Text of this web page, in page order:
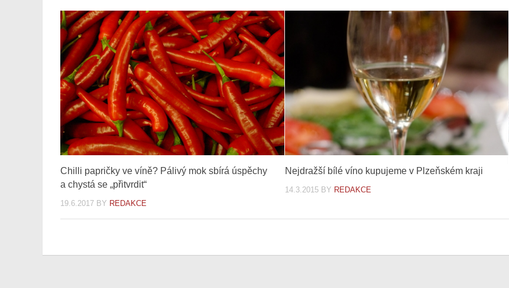
Chilli papričky ve víně? Pálivý mok sbírá úspěchy
a chystá se „přitvrdit“
19.6.2017 BY REDAKCE
Nejdražší bílé víno kupujeme v Plzeňském kraji
14.3.2015BY REDAKCE